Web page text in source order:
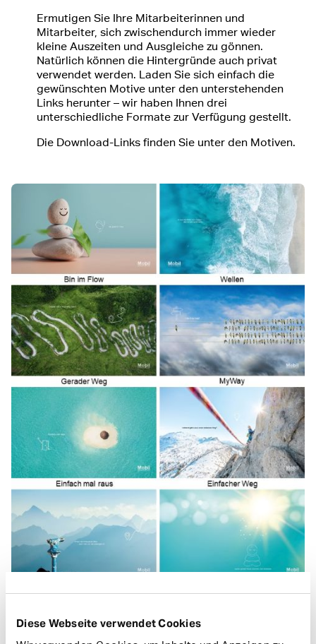
Diese Webseite verwendet Cookies
Ermutigen Sie Ihre Mitarbeiterinnen und
Mitarbeiter, sich zwischendurch immer wieder
kleine Auszeiten und Ausgleiche zu gönnen.
Natürlich können die Hintergründe auch privat
verwendet werden. Laden Sie sich einfach die
gewünschten Motive unter den unterstehenden
Links herunter – wir haben Ihnen drei
unterschiedliche Formate zur Verfügung gestellt.
Die Download-Links finden Sie unter den Motiven.